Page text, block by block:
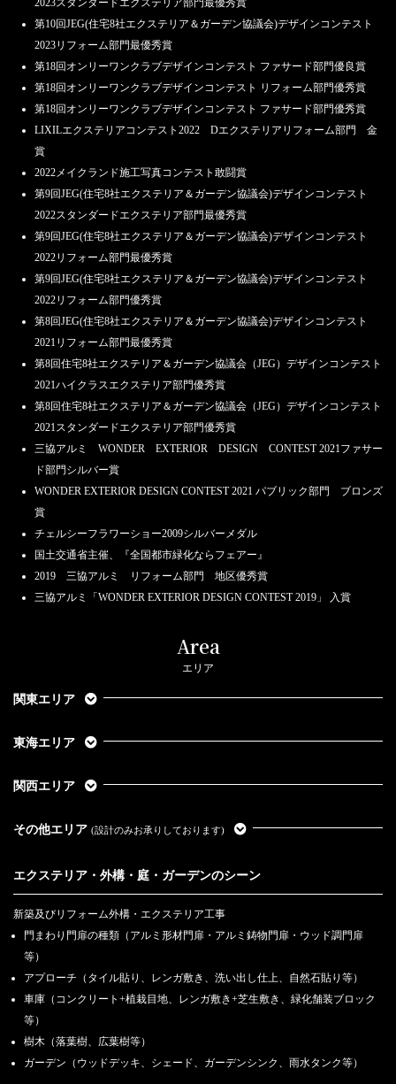
第10回JEG(住宅8社エクステリア＆ガーデン協議会)デザインコンテスト
2023リフォーム部門最優秀賞
第18回オンリーワンクラブデザインコンテスト ファサード部門優良賞
第18回オンリーワンクラブデザインコンテスト リフォーム部門優秀賞
第18回オンリーワンクラブデザインコンテスト ファサード部門優秀賞
LIXILエクステリアコンテスト2022 Dエクステリアリフォーム部門 金
賞
2022メイクランド施工写真コンテスト敢闘賞
第9回JEG(住宅8社エクステリア＆ガーデン協議会)デザインコンテスト
2022スタンダードエクステリア部門最優秀賞
第9回JEG(住宅8社エクステリア＆ガーデン協議会)デザインコンテスト
2022リフォーム部門最優秀賞
第9回JEG(住宅8社エクステリア＆ガーデン協議会)デザインコンテスト
2022リフォーム部門優秀賞
第8回JEG(住宅8社エクステリア＆ガーデン協議会)デザインコンテスト
2021リフォーム部門最優秀賞
第8回住宅8社エクステリア＆ガーデン協議会（JEG）デザインコンテスト
2021ハイクラスエクステリア部門優秀賞
第8回住宅8社エクステリア＆ガーデン協議会（JEG）デザインコンテスト
2021スタンダードエクステリア部門優秀賞
三協アルミ WONDER EXTERIOR DESIGN CONTEST 2021ファサー
ド部門シルバー賞
WONDER EXTERIOR DESIGN CONTEST 2021 パブリック部門 ブロンズ
賞
チェルシーフラワーショー2009シルバーメダル
国土交通省主催、『全国都市緑化ならフェアー』
2019 三協アルミ リフォーム部門 地区優秀賞
三協アルミ「WONDER EXTERIOR DESIGN CONTEST 2019」 入賞
Area
エリア
関東エリア
東海エリア
関西エリア
その他エリア (設計のみお承りしております)
エクステリア・外構・庭・ガーデンのシーン
新築及びリフォーム外構・エクステリア工事
門まわり門扉の種類（アルミ形材門扉・アルミ鋳物門扉・ウッド調門扉
等）
アプローチ（タイル貼り、レンガ敷き、洗い出し仕上、自然石貼り等）
車庫（コンクリート+植栽目地、レンガ敷き+芝生敷き、緑化舗装ブロック
等）
樹木（落葉樹、広葉樹等）
ガーデン（ウッドデッキ、シェード、ガーデンシンク、雨水タンク等）